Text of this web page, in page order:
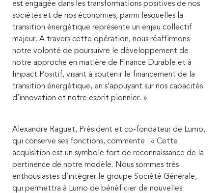
est engagée dans les transformations positives de nos
sociétés et de nos économies, parmi lesquelles la
transition énergétique représente un enjeu collectif
majeur. A travers cette opération, nous réaffirmons
notre volonté de poursuivre le développement de
notre approche en matière de Finance Durable et à
Impact Positif, visant à soutenir le financement de la
transition énergétique, en s’appuyant sur nos capacités
d’innovation et notre esprit pionnier. »
Alexandre Raguet, Président et co-fondateur de Lumo,
qui conserve ses fonctions, commente : « Cette
acquisition est un symbole fort de reconnaissance de la
pertinence de notre modèle. Nous sommes très
enthousiastes d’intégrer le groupe Société Générale,
qui permettra à Lumo de bénéficier de nouvelles